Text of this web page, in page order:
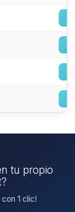
tu propio
1 clic!